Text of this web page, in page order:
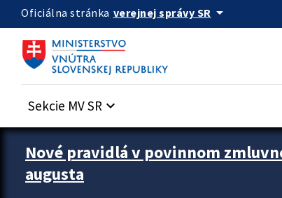
Preskocit na hlavný obsah
Oficiálna stránka verejnej správy SR arrow_drop_down
Sekcie MV SR keyboard_arrow_down
Zastavit automatický posun upútavok
Nové pravidlá v povinnom
augusta